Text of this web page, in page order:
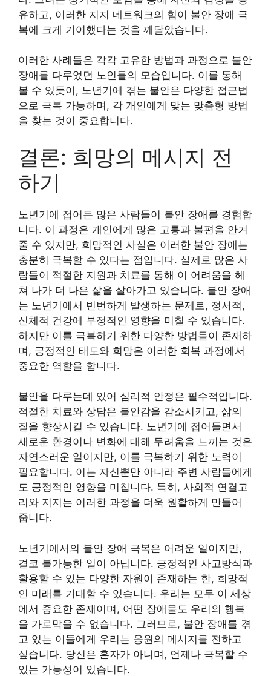
유하고, 이러한 지지 네트워크의 힘이 불안 장애 극
복에 크게 기여했다는 것을 깨달았습니다.
이러한 사례들은 각각 고유한 방법과 과정으로 불안
장애를 다루었던 노인들의 모습입니다. 이를 통해
볼 수 있듯이, 노년기에 겪는 불안은 다양한 접근법
으로 극복 가능하며, 각 개인에게 맞는 맞춤형 방법
을 찾는 것이 중요합니다.
결론: 희망의 메시지 전
하기
노년기에 접어든 많은 사람들이 불안 장애를 경험합
니다. 이 과정은 개인에게 많은 고통과 불편을 안겨
줄 수 있지만, 희망적인 사실은 이러한 불안 장애는
충분히 극복할 수 있다는 점입니다. 실제로 많은 사
람들이 적절한 지원과 치료를 통해 이 어려움을 헤
쳐 나가 더 나은 삶을 살아가고 있습니다. 불안 장애
는 노년기에서 빈번하게 발생하는 문제로, 정서적,
신체적 건강에 부정적인 영향을 미칠 수 있습니다.
하지만 이를 극복하기 위한 다양한 방법들이 존재하
며, 긍정적인 태도와 희망은 이러한 회복 과정에서
중요한 역할을 합니다.
불안을 다루는데 있어 심리적 안정은 필수적입니다.
적절한 치료와 상담은 불안감을 감소시키고, 삶의
질을 향상시킬 수 있습니다. 노년기에 접어들면서
새로운 환경이나 변화에 대해 두려움을 느끼는 것은
자연스러운 일이지만, 이를 극복하기 위한 노력이
필요합니다. 이는 자신뿐만 아니라 주변 사람들에게
도 긍정적인 영향을 미칩니다. 특히, 사회적 연결고
리와 지지는 이러한 과정을 더욱 원활하게 만들어
줍니다.
노년기에서의 불안 장애 극복은 어려운 일이지만,
결코 불가능한 일이 아닙니다. 긍정적인 사고방식과
활용할 수 있는 다양한 자원이 존재하는 한, 희망적
인 미래를 기대할 수 있습니다. 우리는 모두 이 세상
에서 중요한 존재이며, 어떤 장애물도 우리의 행복
을 가로막을 수 없습니다. 그러므로, 불안 장애를 겪
고 있는 이들에게 우리는 응원의 메시지를 전하고
싶습니다. 당신은 혼자가 아니며, 언제나 극복할 수
있는 가능성이 있습니다.